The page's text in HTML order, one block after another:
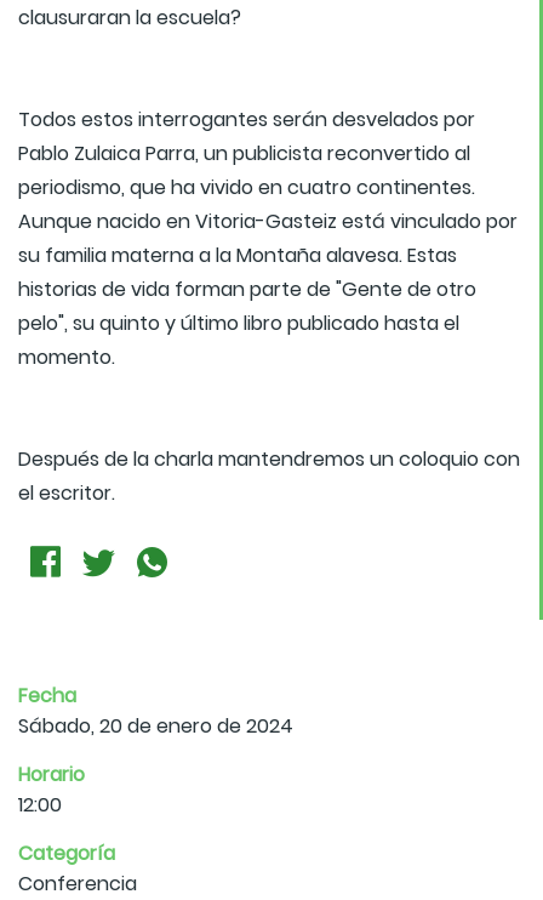
clausuraran la escuela?
Todos estos interrogantes serán desvelados por
Pablo Zulaica Parra, un publicista reconvertido al
periodismo, que ha vivido en cuatro continentes.
Aunque nacido en Vitoria-Gasteiz está vinculado por
su familia materna a la Montaña alavesa. Estas
historias de vida forman parte de "Gente de otro
pelo", su quinto y último libro publicado hasta el
momento.
Después de la charla mantendremos un coloquio con
el escritor.
Fecha
Sábado, 20 de enero de 2024
Horario
12:00
Categoría
Conferencia